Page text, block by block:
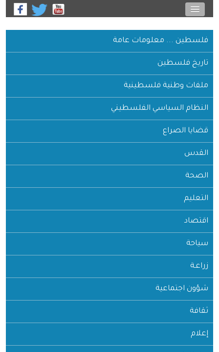
فلسطين ... معلومات عامة
تاريخ فلسطين
ملفات وطنية فلسطينية
النظام السياسي الفلسطيني
قضايا الصراع
القدس
الصحة
التعليم
اقتصاد
سياحة
زراعـة
شؤون اجتماعية
ثقافة
إعلام